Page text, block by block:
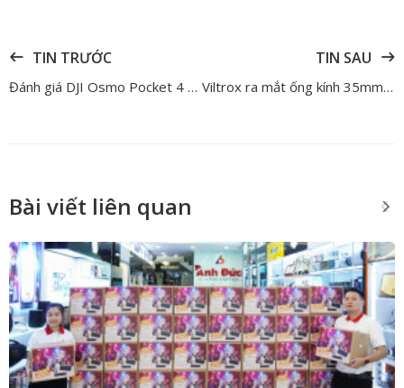
TIN TRƯỚC
Đánh giá DJI Osmo Pocket 4 – Bản nâng cấp ấn tượng của dòng máy quay cầm tay
TIN SAU
Viltrox ra mắt ống kính 35mm F1.8 EVO và 55mm F1.8 EVO
Bài viết liên quan